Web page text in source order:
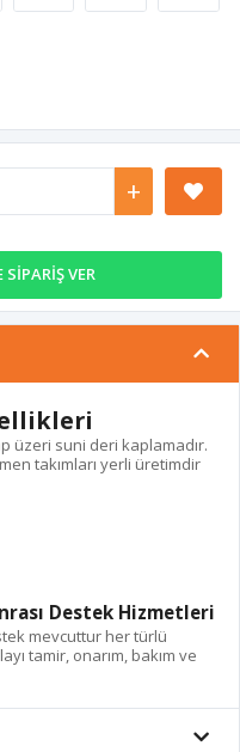
+
VER
üzeri suni deri kaplamadır.
takımları yerli üretimdir
Destek Hizmetleri
mevcuttur her türlü
tamir, onarım, bakım ve